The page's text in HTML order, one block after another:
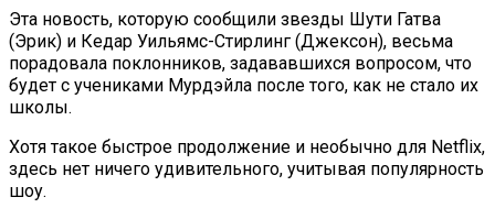
Эта новость, которую сообщили звезды Шути Гатва
(Эрик) и Кедар Уильямс-Стирлинг (Джексон), весьма
порадовала поклонников, задававшихся вопросом, что
будет с учениками Мурдэйла после того, как не стало их
школы.
Хотя такое быстрое продолжение и необычно для Netflix,
здесь нет ничего удивительного, учитывая популярность
шоу.